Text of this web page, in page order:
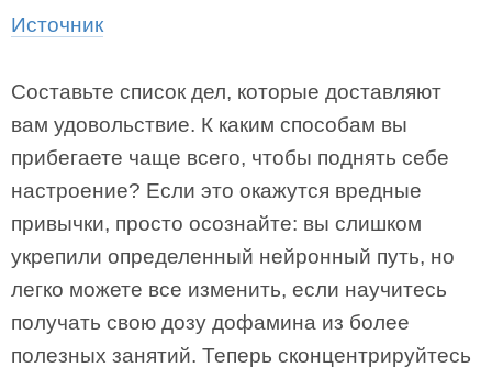
Источник
Составьте список дел, которые доставляют
вам удовольствие. К каким способам вы
прибегаете чаще всего, чтобы поднять себе
настроение? Если это окажутся вредные
привычки, просто осознайте: вы слишком
укрепили определенный нейронный путь, но
легко можете все изменить, если научитесь
получать свою дозу дофамина из более
полезных занятий. Теперь сконцентрируйтесь